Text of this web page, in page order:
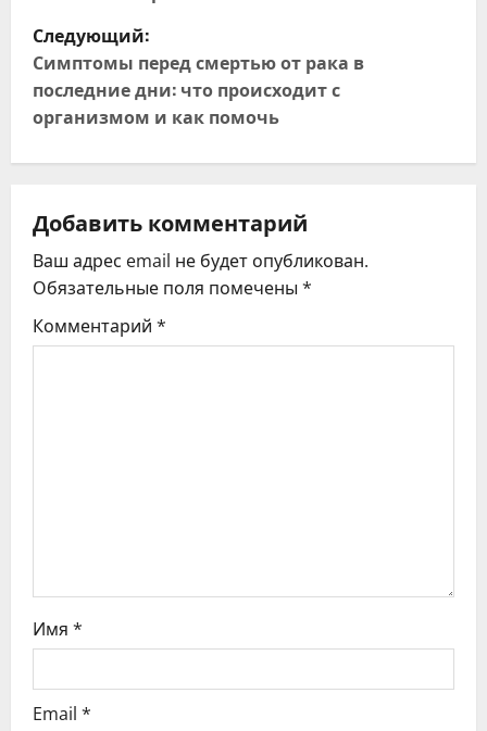
в
и
г
а
ц
и
я
п
с
я
м
Следующий:
Симптомы перед смертью от рака в
последние дни: что происходит с
организмом и как помочь
Добавить комментарий
Ваш адрес email не будет опубликован.
Обязательные поля помечены *
Комментарий *
Имя *
Email *